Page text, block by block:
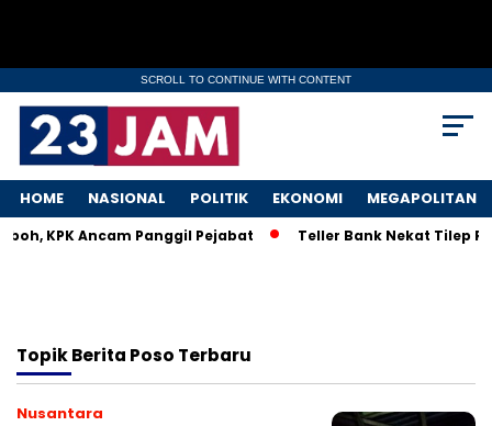
SCROLL TO CONTINUE WITH CONTENT
HOME NASIONAL POLITIK EKONOMI MEGAPOLITAN
KPK Ancam Panggil Pejabat Teller Bank Nekat Tilep
TopikBerita Poso Terbaru
Nusantara